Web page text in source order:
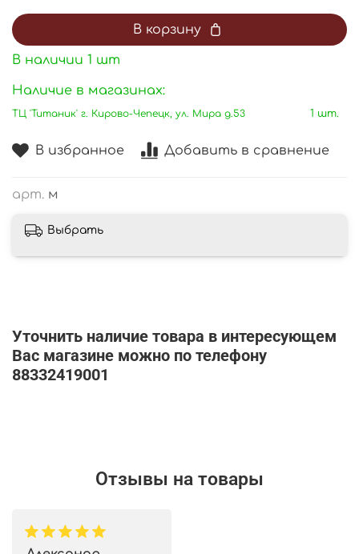
В избранное Добавить в сравнение
арт. м
В корзину
В наличии 1 шт
Наличие в магазинах:
ТЦ 'Титаник' г. Кирово-Чепецк, ул. Мира д.53 1 шт.
Выбрать
Уточнить наличие товара в интересующем
Вас магазине можно по телефону
88332419001
Отзывы на товары